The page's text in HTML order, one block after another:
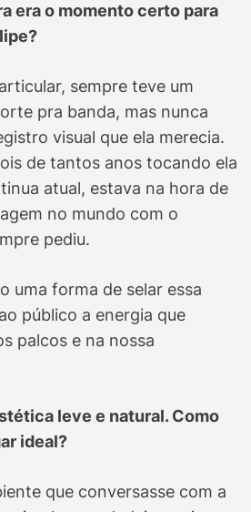
era o momento certo para
sempre teve um
pra banda, mas nunca
visual que ela merecia.
de tantos anos tocando ela
atual, estava na hora de
no mundo com o
pediu.
uma forma de selar essa
público a energia que
palcos e na nossa
leve e natural. Como
ideal?
que conversasse com a